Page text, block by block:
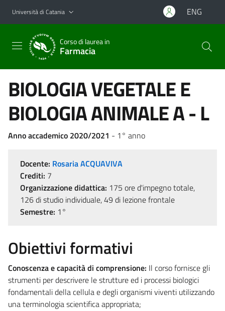
Vai al contenuto principale
Vai al menu di navigazione
Università di Catania ENG
Corso di laurea in
Farmacia
BIOLOGIA VEGETALE E
BIOLOGIA ANIMALE A - L
Anno accademico 2020/2021 - 1° anno
Docente: Rosaria ACQUAVIVA
Crediti: 7
Organizzazione didattica: 175 ore d'impegno totale,
126 di studio individuale, 49 di lezione frontale
Semestre: 1°
Obiettivi formativi
Conoscenza e capacità di comprensione: Il corso fornisce gli
strumenti per descrivere le strutture ed i processi biologici
fondamentali della cellula e degli organismi viventi utilizzando
una terminologia scientifica appropriata;